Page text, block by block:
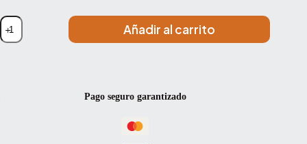
Set
de
cuerdas
Añadir al carrito
Pago seguro garantizado